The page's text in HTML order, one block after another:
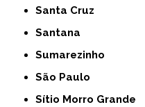
Santa Cruz
Santana
Sumarezinho
São Paulo
Sítio Morro Grande